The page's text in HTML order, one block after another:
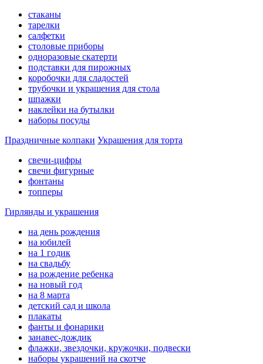
стаканы
тарелки
салфетки
столовые приборы
одноразовые скатерти
подставки для пирожных
коробочки для сладостей
трубочки и украшения для стола
шпажки
наклейки на бутылки
наборы посуды
Праздничные колпаки Украшения для торта
свечи-цифры
свечи фигурные
фонтаны
топперы
Гирлянды и украшения
на день рождения
на юбилей
на 1 годик
на свадьбу
на рождение ребенка
на новый год
на 8 марта
детский сад и школа
плакаты
фанты и фонарики
занавес-дождик
флажки, звездочки, кружочки, подвески
наборы украшений на скотче